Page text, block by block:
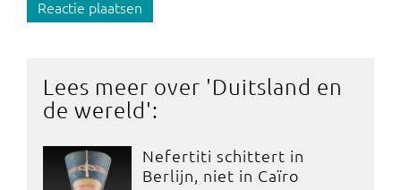
Reactie plaatsen
Lees meer over 'Duitsland en
de wereld':
Nefertiti schittert in
Berlijn, niet in Caïro